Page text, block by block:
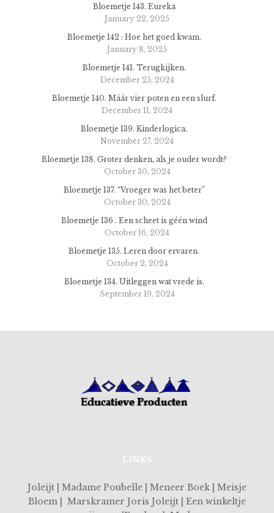
Bloemetje 143. Eureka
January 22, 2025
Bloemetje 142 : Hoe het goed kwam.
January 8, 2025
Bloemetje 141. Terugkijken.
December 25, 2024
Bloemetje 140. Máár vier poten en een slurf.
December 11, 2024
Bloemetje 139. Kinderlogica.
November 27, 2024
Bloemetje 138. Groter denken, als je ouder wordt?
October 30, 2024
Bloemetje 137. “Vroeger was het beter”
October 30, 2024
Bloemetje 136 . Een scheet is géén wind
October 16, 2024
Bloemetje 135. Leren door ervaren.
October 2, 2024
Bloemetje 134. Uitleggen wat vrede is.
September 19, 2024
LINKS
Joleijt | Madame Poubelle | Meneer Boek | Meisje
Bloem | Marskramer Joris Joleijt | Een winkeltje